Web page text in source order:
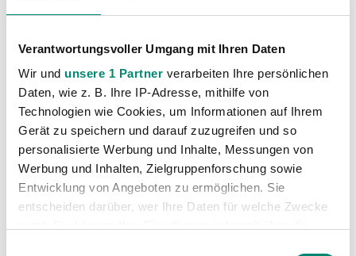
Verantwortungsvoller Umgang mit Ihren Daten
Wir und unsere 1 Partner verarbeiten Ihre persönlichen
Daten, wie z. B. Ihre IP-Adresse, mithilfe von
Technologien wie Cookies, um Informationen auf Ihrem
Gerät zu speichern und darauf zuzugreifen und so
personalisierte Werbung und Inhalte, Messungen von
Werbung und Inhalten, Zielgruppenforschung sowie
Entwicklung von Angeboten zu ermöglichen. Sie
entscheiden darüber, wer Ihre Daten für welche Zwecke
Holzapfel Anna
Klingseisen Laura
Lawrence Emily
Leingartner Petra